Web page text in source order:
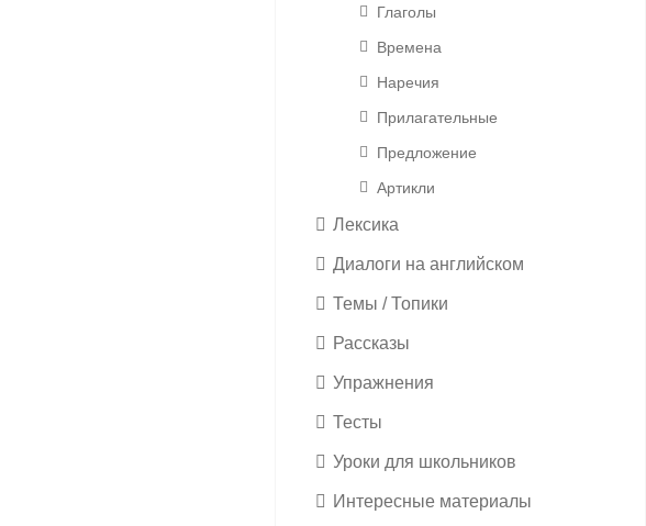
Глаголы
Времена
Наречия
Прилагательные
Предложение
Артикли
Лексика
Диалоги на английском
Темы / Топики
Рассказы
Упражнения
Тесты
Уроки для школьников
Интересные материалы